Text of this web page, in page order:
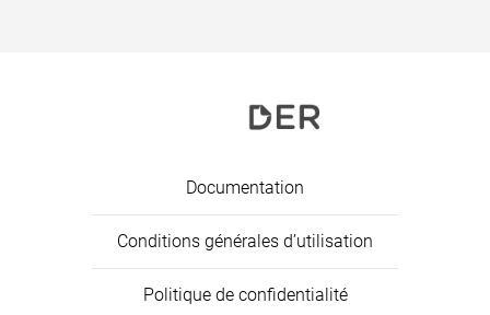
Documentation
Conditions générales d’utilisation
Politique de confidentialité